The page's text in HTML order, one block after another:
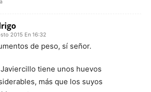
2015 En 16:32
de peso, sí señor.
tiene unos huevos
más que los suyos